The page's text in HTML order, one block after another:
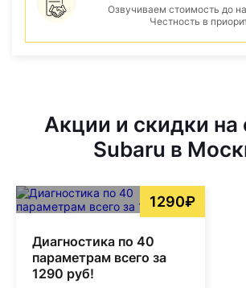
Озвучиваем стоимость до
Честность в
Акции и скидки на
Subaru в
1290₽
Диагностика по 40
параметрам всего за
1290 руб!